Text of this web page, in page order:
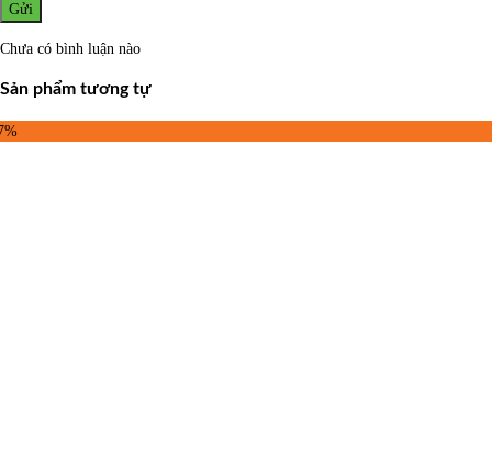
Gửi
Chưa có bình luận nào
Sản phẩm tương tự